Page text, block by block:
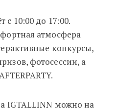
10:00 до 17:00.
атмосфера
конкурсы,
фотосессии, а
IGTALLINN можно на